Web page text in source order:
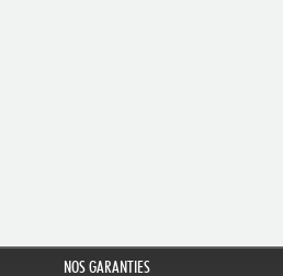
NOS GARANTIES